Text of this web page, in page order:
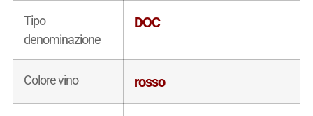
Tipo
denominazione
DOC
Colore vino rosso